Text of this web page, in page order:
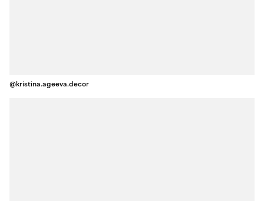
@kristina.ageeva.decor